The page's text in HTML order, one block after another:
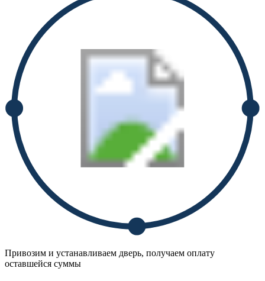
Привозим и устанавливаем дверь, получаем оплату
оставшейся суммы